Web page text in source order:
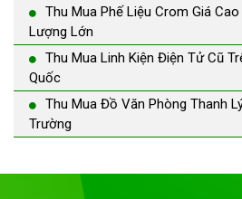
Thu Mua Phế Liệu Crom Giá
Lượng Lớn
Thu Mua Linh Kiện Điện Tử Cũ
Quốc
Thu Mua Đồ Văn Phòng Thanh
Trường